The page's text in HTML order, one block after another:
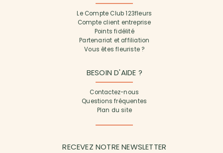
Le Compte Club 123fleurs
Compte client entreprise
Points fidélité
Partenariat et affiliation
Vous êtes fleuriste ?
BESOIN D'AIDE ?
Contactez-nous
Questions fréquentes
Plan du site
RECEVEZ NOTRE NEWSLETTER